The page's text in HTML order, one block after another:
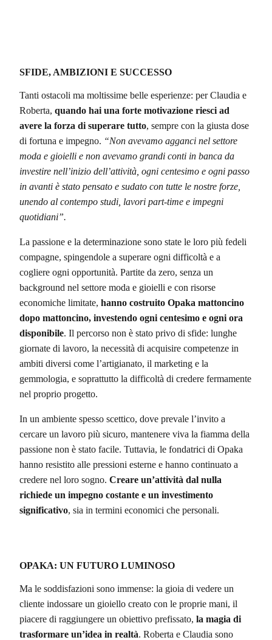
SFIDE, AMBIZIONI E SUCCESSO
Tanti ostacoli ma moltissime belle esperienze: per Claudia e
Roberta, quando hai una forte motivazione riesci ad
avere la forza di superare tutto, sempre con la giusta dose
di fortuna e impegno. “Non avevamo agganci nel settore
moda e gioielli e non avevamo grandi conti in banca da
investire nell’inizio dell’attività, ogni centesimo e ogni passo
in avanti è stato pensato e sudato con tutte le nostre forze,
unendo al contempo studi, lavori part-time e impegni
quotidiani”.
La passione e la determinazione sono state le loro più fedeli
compagne, spingendole a superare ogni difficoltà e a
cogliere ogni opportunità. Partite da zero, senza un
background nel settore moda e gioielli e con risorse
economiche limitate, hanno costruito Opaka mattoncino
dopo mattoncino, investendo ogni centesimo e ogni ora
disponibile. Il percorso non è stato privo di sfide: lunghe
giornate di lavoro, la necessità di acquisire competenze in
ambiti diversi come l’artigianato, il marketing e la
gemmologia, e soprattutto la difficoltà di credere fermamente
nel proprio progetto.
In un ambiente spesso scettico, dove prevale l’invito a
cercare un lavoro più sicuro, mantenere viva la fiamma della
passione non è stato facile. Tuttavia, le fondatrici di Opaka
hanno resistito alle pressioni esterne e hanno continuato a
credere nel loro sogno. Creare un’attività dal nulla
richiede un impegno costante e un investimento
significativo, sia in termini economici che personali.
OPAKA: UN FUTURO LUMINOSO
Ma le soddisfazioni sono immense: la gioia di vedere un
cliente indossare un gioiello creato con le proprie mani, il
piacere di raggiungere un obiettivo prefissato, la magia di
trasformare un’idea in realtà. Roberta e Claudia sono